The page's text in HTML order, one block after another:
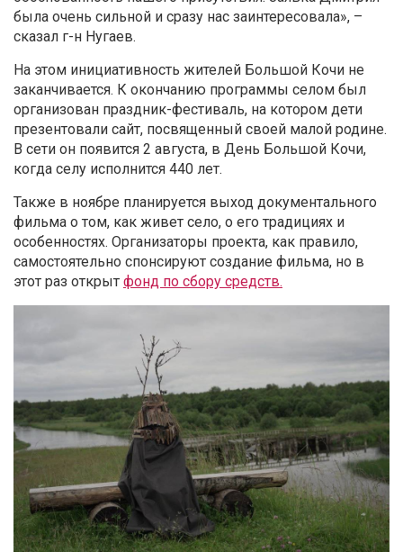
была очень сильной и сразу нас заинтересовала», –
сказал г-н Нугаев.
На этом инициативность жителей Большой Кочи не
заканчивается. К окончанию программы селом был
организован праздник-фестиваль, на котором дети
презентовали сайт, посвященный своей малой родине.
В сети он появится 2 августа, в День Большой Кочи,
когда селу исполнится 440 лет.
Также в ноябре планируется выход документального
фильма о том, как живет село, о его традициях и
особенностях. Организаторы проекта, как правило,
самостоятельно спонсируют создание фильма, но в
этот раз открыт фонд по сбору средств.